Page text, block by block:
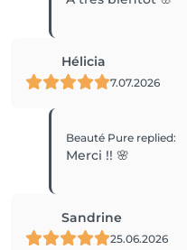
Hélicia
7.07.2026
Beauté Pure replied:
Merci !! 🌸
Sandrine
25.06.2026